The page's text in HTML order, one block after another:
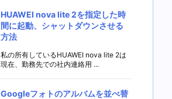
HUAWEI nova lite 2を指定した時
間に起動、シャットダウンさせる
方法
私の所有しているHUAWEI nova lite 2は
現在、勤務先での社内連絡用 ...
Googleフォトのアルバムを並べ替